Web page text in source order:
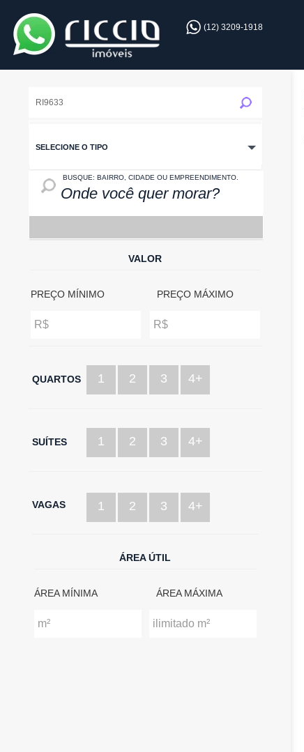
(12) 3209-1918
SELECIONE O TIPO
BUSQUE: BAIRRO, CIDADE OU EMPREENDIMENTO.
LOCAL: BAIRRO, CIDADE OU EMPREENDIMENTO
VALOR
PREÇO MÍNIMO PREÇO MÁXIMO
QUARTOS 1 2 3 4+
SUÍTES 1 2 3 4+
VAGAS 1 2 3 4+
ÁREA ÚTIL
ÁREA MÍNIMA ÁREA MÁXIMA